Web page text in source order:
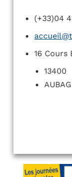
(+33)04
16 Cours
13400